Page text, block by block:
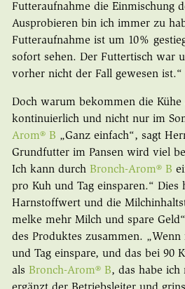
Futteraufnahme die Einmischung
Ausprobieren bin ich immer zu
Futteraufnahme ist um 10%
sofort sehen. Der Futtertisch war
vorher nicht der Fall gewesen ist.“
Doch warum bekommen die
kontinuierlich und nicht nur im
Arom® B „Ganz einfach“, sagt
Grundfutter im Pansen wird viel
Ich kann durch Bronch-Arom® B
pro Kuh und Tag einsparen.“ Dies
Harnstoffwert und die
melke mehr Milch und spare
des Produktes zusammen. „Wenn
und Tag einspare, und das bei 90
als Bronch-Arom® B, das habe ich